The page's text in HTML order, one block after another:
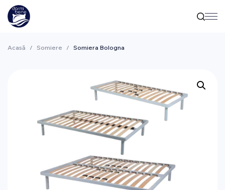
Acasă / Somiere / Somiera Bologna